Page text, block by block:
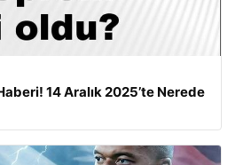
14 Aralık 2025’te Nerede